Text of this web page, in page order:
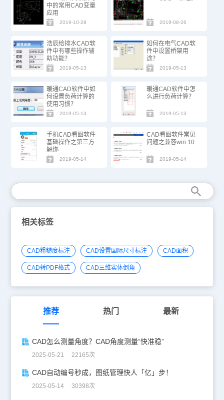
中的常用CAD变量
应用
2019-10-28 2019-08-26
浩辰给排水CAD软
件中有哪些操作辅
助功能？
2019-05-13
如何在电气CAD软
件中设置桥架用
途？
2019-05-13
暖通CAD软件中如
何设置负荷计算的
使用习惯？
2019-05-13
暖通CAD软件中怎
么进行负荷计算？
2019-05-13
手机CAD看图软件
基础操作之第三方
解绑
2019-05-14
CAD看图软件常见
问题之兼容win 10
2019-05-14
相关标签
CAD粗糙度标注 CAD设置国际尺寸标注 CAD面积
CAD转PDF格式 CAD三维实体倒角
推荐 热门 最新
CAD怎么测量角度？CAD角度测量“快准稳”
2025-05-21 22165次
CAD自动编号秒成，图纸管理快人「亿」步！
2025-05-14 30398次